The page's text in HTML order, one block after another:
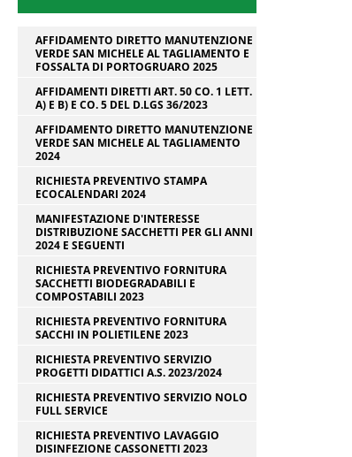
AFFIDAMENTO DIRETTO MANUTENZIONE
VERDE SAN MICHELE AL TAGLIAMENTO E
FOSSALTA DI PORTOGRUARO 2025
AFFIDAMENTI DIRETTI ART. 50 CO. 1 LETT.
A) E B) E CO. 5 DEL D.LGS 36/2023
AFFIDAMENTO DIRETTO MANUTENZIONE
VERDE SAN MICHELE AL TAGLIAMENTO
2024
RICHIESTA PREVENTIVO STAMPA
ECOCALENDARI 2024
MANIFESTAZIONE D'INTERESSE
DISTRIBUZIONE SACCHETTI PER GLI ANNI
2024 E SEGUENTI
RICHIESTA PREVENTIVO FORNITURA
SACCHETTI BIODEGRADABILI E
COMPOSTABILI 2023
RICHIESTA PREVENTIVO FORNITURA
SACCHI IN POLIETILENE 2023
RICHIESTA PREVENTIVO SERVIZIO
PROGETTI DIDATTICI A.S. 2023/2024
RICHIESTA PREVENTIVO SERVIZIO NOLO
FULL SERVICE
RICHIESTA PREVENTIVO LAVAGGIO
DISINFEZIONE CASSONETTI 2023